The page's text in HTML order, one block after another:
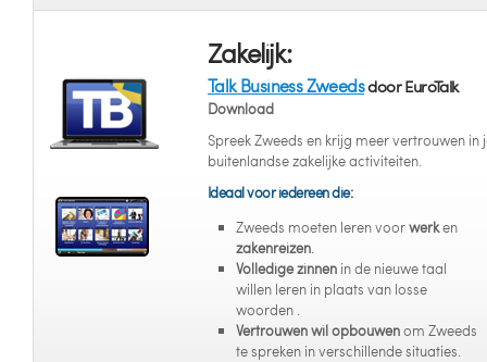
Zakelijk:
Talk Business Zweedsdoor EuroTalk
Download
Spreek Zweeds en krijg meer vertrouwen in
buitenlandse zakelijke activiteiten.
Ideaal voor iedereen die:
Zweeds moeten leren voorwerken
zakenreizen.
Volledige zinnen in de nieuwe taal
willen leren in plaats van losse
woorden .
Vertrouwen wil opbouwenom Zweeds
te spreken in verschillende situaties.